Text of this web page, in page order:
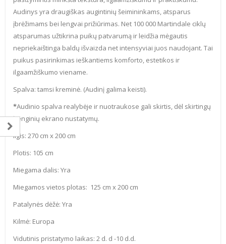
Audinys yra draugiškas augintinių šeimininkams, atsparus
įbrėžimams bei lengvai prižiūrimas. Net 100 000 Martindale ciklų
atsparumas užtikrina puikų patvarumą ir leidžia mėgautis
nepriekaištinga baldų išvaizda net intensyviai juos naudojant. Tai
puikus pasirinkimas ieškantiems komforto, estetikos ir
ilgaamžiškumo viename.
Spalva: tamsi kreminė. (Audinį galima keisti).
*Audinio spalva realybėje ir nuotraukose gali skirtis, dėl skirtingų
įrenginių ekrano nustatymų.
Ilgis: 270 cm x 200 cm
Plotis: 105 cm
Miegama dalis: Yra
Miegamos vietos plotas: 125 cm x 200 cm
Patalynės dėžė: Yra
Kilmė: Europa
Vidutinis pristatymo laikas: 2 d. d -10 d.d.